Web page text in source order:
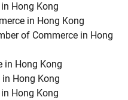
Hong Kong
in Hong Kong
of Commerce in Hong
in Hong Kong
Hong Kong
Hong Kong